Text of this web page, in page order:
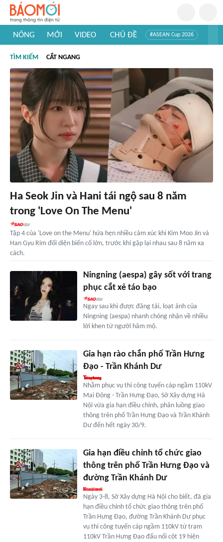
NÓNG MỚI VIDEO CHỦ ĐỀ #ASEAN Cup 2026
#Khám phá thế giới
TÌM KIẾM CẮT NGANG
Ha Seok Jin và Hani tái ngộ sau 8 năm
trong 'Love On The Menu'
Tập 4 của 'Love on the Menu' hứa hẹn nhiều cảm xúc khi Kim Moo Jin và
Han Gyu Rim đối diện biến cố lớn, trước khi gặp lại nhau sau 8 năm xa
cách.
Ningning (aespa) gây sốt với trang
phục cắt xẻ táo bạo
Ngay sau khi được đăng tải, loạt ảnh của
Ningning (aespa) nhanh chóng nhận về nhiều
lời khen từ người hâm mộ.
Gia hạn rào chắn phố Trần Hưng
Đạo - Trần Khánh Dư
Nhằm phục vụ thi công tuyến cáp ngầm 110kV
Mai Động - Trần Hưng Đạo, Sở Xây dựng Hà
Nội vừa gia hạn điều chỉnh, phân luồng giao
thông trên phố Trần Hưng Đạo và Trần Khánh
Dư đến hết ngày 30/9.
Gia hạn điều chỉnh tổ chức giao
thông trên phố Trần Hưng Đạo và
đường Trần Khánh Dư
Ngày 3-8, Sở Xây dựng Hà Nội cho biết, đã gia
hạn điều chỉnh tổ chức giao thông trên phố
Trần Hưng Đạo, đường Trần Khánh Dư phục
vụ thi công tuyến cáp ngầm 110kV từ trạm
110kV Trần Hưng Đạo đấu nối cột 19 hiện